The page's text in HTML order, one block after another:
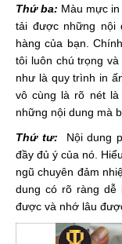
Thứ ba: Màu mực
tải được những nội
hàng của bạn.
tôi luôn chú trọng
như là quy trình in
vô cùng là rõ nét
những nội dung mà
Thứ tư:
Nội dung
đầy đủ ý của nó.
ngũ chuyên đảm
dung có rõ ràng dễ
được và nhớ lâu